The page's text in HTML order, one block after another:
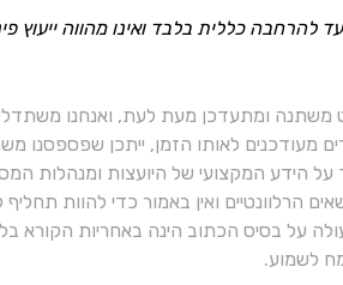
להרחבה כללית בלבד ואינו מהווה
משתנה ומתעדכן מעת לעת, ואנחנו
מעודכנים לאותו הזמן, ייתכן שפספסנו
הידע המקצועי של היועצות ומנהלות
הרלוונטיים ואין באמור כדי להוות
על בסיס הכתוב הינה באחריות הקורא
לשמוע.